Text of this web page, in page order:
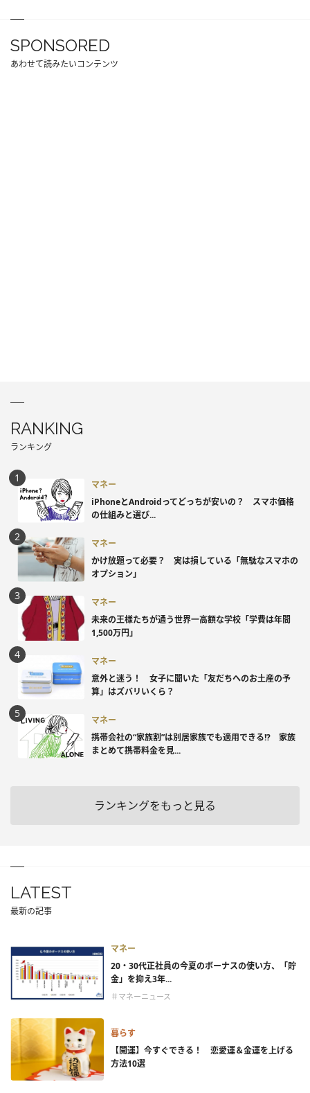
SPONSORED
あわせて読みたいコンテンツ
RANKING
ランキング
マネー
iPhoneとAndroidってどっちが安いの？ スマホ価格
の仕組みと選び...
マネー
かけ放題って必要？ 実は損している「無駄なスマホの
オプション」
マネー
未来の王様たちが通う世界一高額な学校「学費は年間
1,500万円」
マネー
意外と迷う！ 女子に聞いた「友だちへのお土産の予
算」はズバリいくら？
マネー
携帯会社の“家族割”は別居家族でも適用できる!? 家族
まとめて携帯料金を見...
ランキングをもっと見る
LATEST
最新の記事
マネー
20・30代正社員の今夏のボーナスの使い方、「貯
金」を抑え3年...
＃マネーニュース
暮らす
【開運】今すぐできる！ 恋愛運＆金運を上げる
方法10選